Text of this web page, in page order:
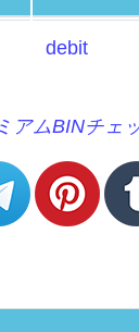
debit
アムBINチェ